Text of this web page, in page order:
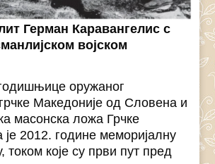
Герман Каравангелис с
војском
оружаног
Македоније од Словена и
масонска ложа Грчке
је 2012. године меморијалну
током које су први пут пред